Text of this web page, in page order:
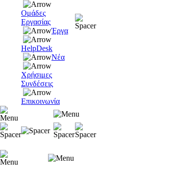
Ομάδες
Εργασίας
Έργα
HelpDesk
Νέα
Χρήσιμες
Συνδέσεις
Επικοινωνία